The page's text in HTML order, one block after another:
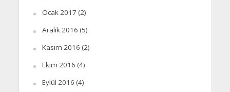
Ocak 2017 (2)
Aralık 2016 (5)
Kasım 2016 (2)
Ekim 2016 (4)
Eylül 2016 (4)